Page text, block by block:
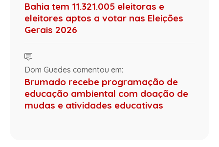
Bahia tem 11.321.005 eleitoras e
eleitores aptos a votar nas Eleições
Gerais 2026
Dom Guedes comentou em:
Brumado recebe programação de
educação ambiental com doação de
mudas e atividades educativas